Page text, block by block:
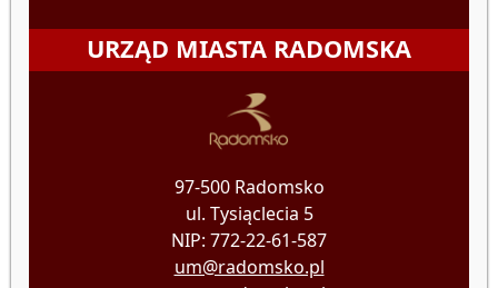
URZĄD MIASTA RADOMSKA
97-500 Radomsko
ul. Tysiąclecia 5
NIP: 772-22-61-587
um@radomsko.pl